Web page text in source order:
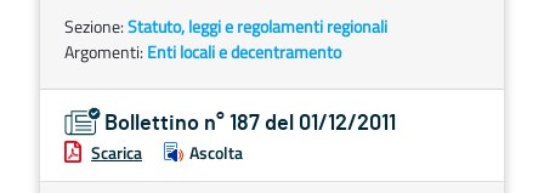
Sezione:Statuto, leggi e regolamenti regionali
Argomenti: Enti locali e decentramento
Bollettino n° 187 del 01/12/2011
Scarica Ascolta